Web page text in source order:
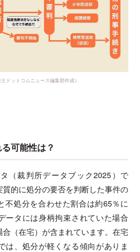
ドットコムニュース編集部作成）
可能性は？
（裁判所データブック2025）で
的に処分の要否を判断した事件の
不処分を合わせた割合は約65％に
ータには身柄拘束されていた場合
（在宅）が含まれています。在宅
は、処分が軽くなる傾向がありま